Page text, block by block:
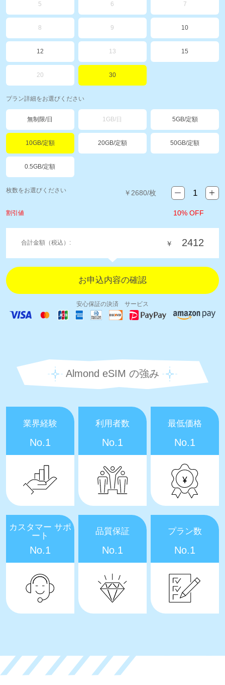
5 6 7
8 9 10
12 13 15
20 30
プラン詳細をお選びください
無制限/日 1GB/日 5GB/定額
10GB/定額 20GB/定額 50GB/定額
0.5GB/定額
枚数をお選びください ￥ 2680/枚
割引値 10% OFF
合計金額（税込）: ￥ 2412
安心保証の決済 サービス
Almond eSIM の強み
業界経験
No.1
利用者数
No.1
最低価格
No.1
カスタマー サポ
ート
No.1
品質保証
No.1
プラン数
No.1